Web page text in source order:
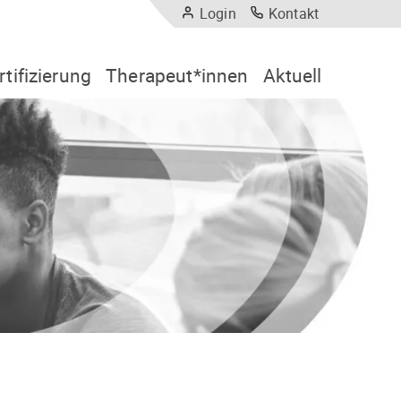
Login Kontakt
Klinikerzertifizierung
Therapeut*innen
Therapeut*innen
Trainer*innen und Supervisor*innen
IPT in Kliniken
Aktuell
Nachrichten
Veranstaltungen